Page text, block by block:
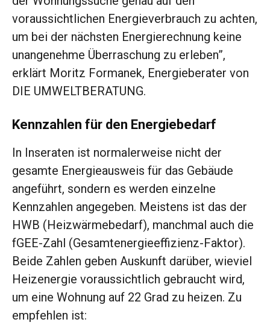
voraussichtlichen Energieverbrauch zu achten,
um bei der nächsten Energierechnung keine
unangenehme Überraschung zu erleben”,
erklärt Moritz Formanek, Energieberater von
DIE UMWELTBERATUNG.
Kennzahlen für den Energiebedarf
In Inseraten ist normalerweise nicht der
gesamte Energieausweis für das Gebäude
angeführt, sondern es werden einzelne
Kennzahlen angegeben. Meistens ist das der
HWB (Heizwärmebedarf), manchmal auch die
fGEE-Zahl (Gesamtenergieeffizienz-Faktor).
Beide Zahlen geben Auskunft darüber, wieviel
Heizenergie voraussichtlich gebraucht wird,
um eine Wohnung auf 22 Grad zu heizen. Zu
empfehlen ist: